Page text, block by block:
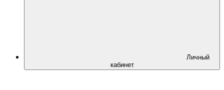
Личный
кабинет